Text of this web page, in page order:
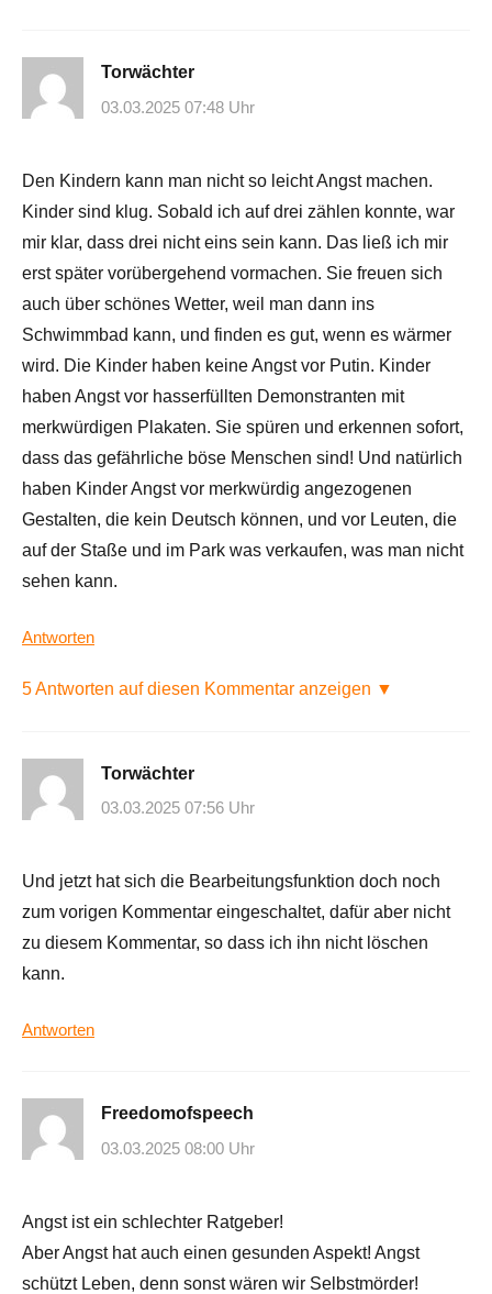
Torwächter
03.03.2025 07:48 Uhr
Den Kindern kann man nicht so leicht Angst machen.
Kinder sind klug. Sobald ich auf drei zählen konnte, war
mir klar, dass drei nicht eins sein kann. Das ließ ich mir
erst später vorübergehend vormachen. Sie freuen sich
auch über schönes Wetter, weil man dann ins
Schwimmbad kann, und finden es gut, wenn es wärmer
wird. Die Kinder haben keine Angst vor Putin. Kinder
haben Angst vor hasserfüllten Demonstranten mit
merkwürdigen Plakaten. Sie spüren und erkennen sofort,
dass das gefährliche böse Menschen sind! Und natürlich
haben Kinder Angst vor merkwürdig angezogenen
Gestalten, die kein Deutsch können, und vor Leuten, die
auf der Staße und im Park was verkaufen, was man nicht
sehen kann.
Antworten
5 Antworten auf diesen Kommentar anzeigen ▼
Torwächter
03.03.2025 07:56 Uhr
Und jetzt hat sich die Bearbeitungsfunktion doch noch
zum vorigen Kommentar eingeschaltet, dafür aber nicht
zu diesem Kommentar, so dass ich ihn nicht löschen
kann.
Antworten
Freedomofspeech
03.03.2025 08:00 Uhr
Angst ist ein schlechter Ratgeber!
Aber Angst hat auch einen gesunden Aspekt! Angst
schützt Leben, denn sonst wären wir Selbstmörder!